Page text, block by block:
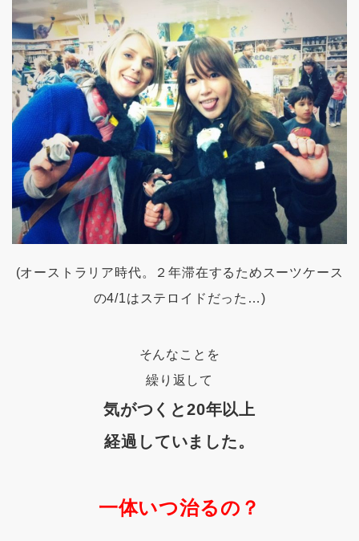
(オーストラリア時代。２年滞在するためスーツケース
の4/1はステロイドだった…)
そんなことを
繰り返して
気がつくと20年以上
経過していました。
一体いつ治るの？